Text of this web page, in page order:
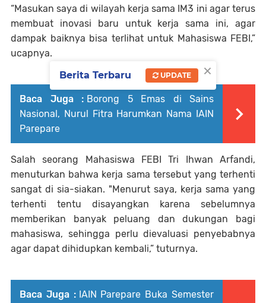
“Masukan saya di wilayah kerja sama IM3 ini agar terus
membuat inovasi baru untuk kerja sama ini, agar
dampak baiknya bisa terlihat untuk Mahasiswa FEBI,”
ucapnya.
Baca Juga : Borong 5 Emas di Sains
Nasional, Nurul Fitra Harumkan Nama IAIN
Parepare
Salah seorang Mahasiswa FEBI Tri Ihwan Arfandi,
menuturkan bahwa kerja sama tersebut yang terhenti
sangat di sia-siakan. "Menurut saya, kerja sama yang
terhenti tentu disayangkan karena sebelumnya
memberikan banyak peluang dan dukungan bagi
mahasiswa, sehingga perlu dievaluasi penyebabnya
agar dapat dihidupkan kembali,” tuturnya.
Baca Juga : IAIN Parepare Buka Semester
×
Berita Terbaru UPDATE